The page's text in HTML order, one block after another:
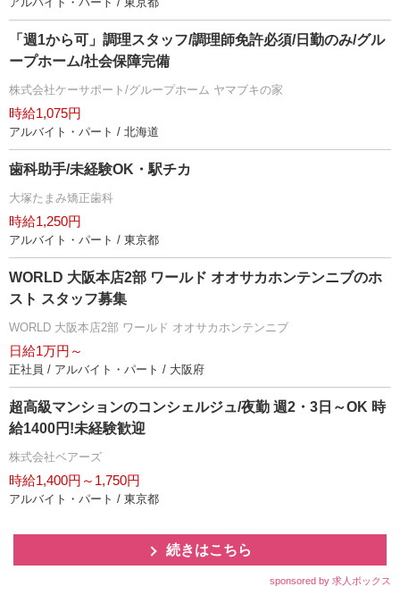
「週1から可」調理スタッフ/調理師免許必須/日勤のみ/グル
ープホーム/社会保障完備
株式会社ケーサポート/グループホーム ヤマブキの家
時給1,075円
アルバイト・パート / 北海道
歯科助手/未経験OK・駅チカ
大塚たまみ矯正歯科
時給1,250円
アルバイト・パート / 東京都
WORLD 大阪本店2部 ワールド オオサカホンテンニブのホ
スト スタッフ募集
WORLD 大阪本店2部 ワールド オオサカホンテンニブ
日給1万円～
正社員 / アルバイト・パート / 大阪府
超高級マンションのコンシェルジュ/夜勤 週2・3日～OK 時
給1400円!未経験歓迎
株式会社ベアーズ
時給1,400円～1,750円
アルバイト・パート / 東京都
続きはこちら
sponsored by 求人ボックス